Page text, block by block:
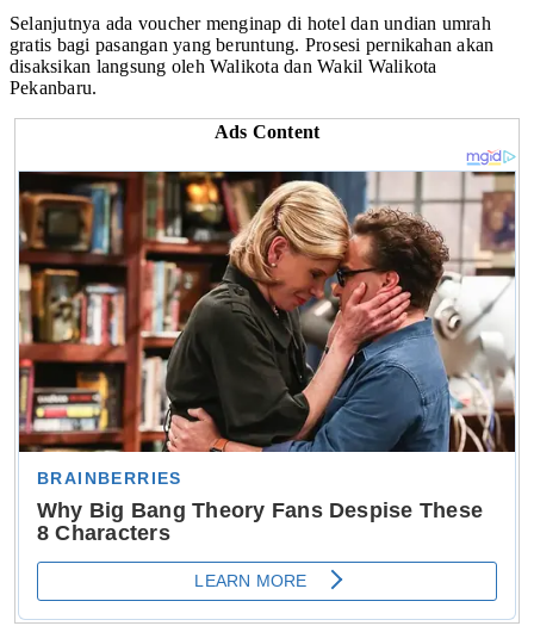
Selanjutnya ada voucher menginap di hotel dan undian umrah
gratis bagi pasangan yang beruntung. Prosesi pernikahan akan
disaksikan langsung oleh Walikota dan Wakil Walikota
Pekanbaru.
Ads Content